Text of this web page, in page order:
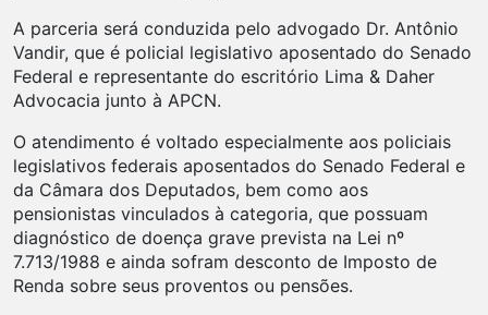
A parceria será conduzida pelo advogado Dr. Antônio
Vandir, que é policial legislativo aposentado do Senado
Federal e representante do escritório Lima & Daher
Advocacia junto à APCN.
O atendimento é voltado especialmente aos policiais
legislativos federais aposentados do Senado Federal e
da Câmara dos Deputados, bem como aos
pensionistas vinculados à categoria, que possuam
diagnóstico de doença grave prevista na Lei nº
7.713/1988 e ainda sofram desconto de Imposto de
Renda sobre seus proventos ou pensões.